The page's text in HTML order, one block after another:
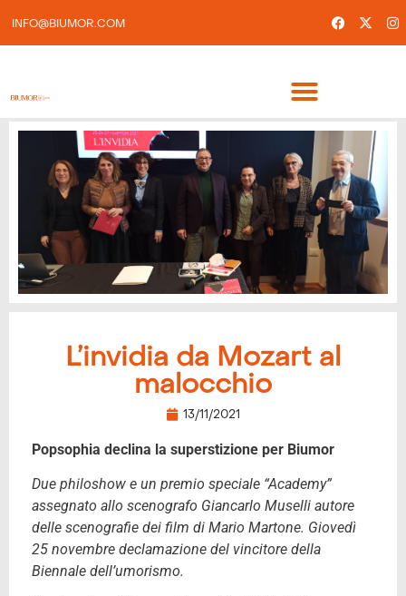
INFO@BIUMOR.COM
L’invidia da Mozart al
malocchio
13/11/2021
Popsophia declina la superstizione per Biumor
Due philoshow e un premio speciale “Academy”
assegnato allo scenografo Giancarlo Muselli autore
delle scenografie dei film di Mario Martone. Giovedì
25 novembre declamazione del vincitore della
Biennale dell’umorismo.